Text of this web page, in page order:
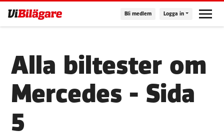
till
huvudinnehåll
Bli medlem Logga in
Alla biltester om
Mercedes - Sida
5